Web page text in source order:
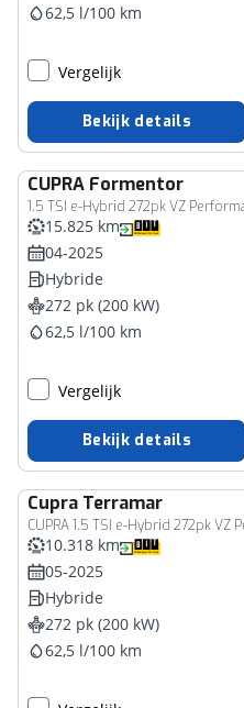
62,5 l/100 km
Vergelijk
Bekijk details
CUPRA Formentor
1.5 TSI e-Hybrid 272pk VZ
15.825 km
04-2025
Hybride
272 pk (200 kW)
62,5 l/100 km
Vergelijk
Bekijk details
Cupra Terramar
CUPRA 1.5 TSI e-Hybrid 272pk VZ
10.318 km
05-2025
Hybride
272 pk (200 kW)
62,5 l/100 km